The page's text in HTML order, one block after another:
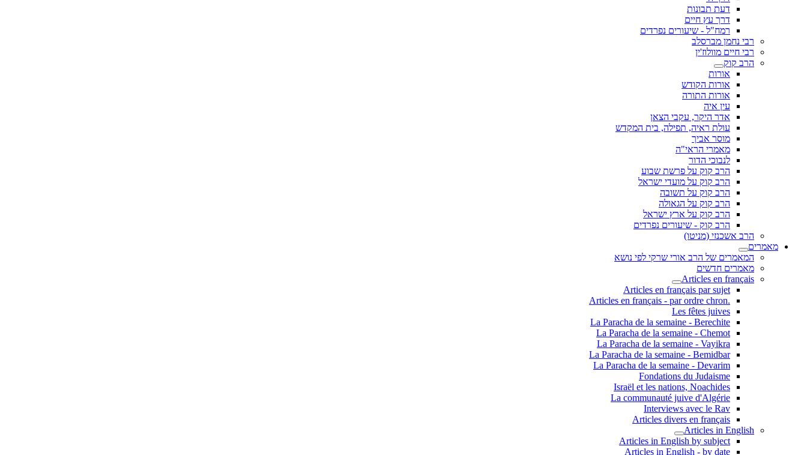
דעת תבונות
דרך עץ חיים
רמח"ל - שיעורים נפרדים
רבי נחמן מברסלב
רבי חיים מוולוז'ין
הרב קוק
אורות
אורות הקודש
אורות התורה
עין איה
אדר היקר, עקבי הצאן
עולת ראיה, תפילה, בית המקדש
מוסר אביך
מאמרי הראי"ה
לנבוכי הדור
הרב קוק על פרשת שבוע
הרב קוק על מועדי ישראל
הרב קוק על תשובה
הרב קוק על הגאולה
הרב קוק על ארץ ישראל
הרב קוק - שיעורים נפרדים
הרב אשכנזי (מניטו)
מאמרים
המאמרים של הרב אורי שרקי לפי נושא
מאמרים חדשים
Articles en français
Articles en français par sujet
.Articles en français - par ordre chron
Les fêtes juives
La Paracha de la semaine - Berechite
La Paracha de la semaine - Chemot
La Paracha de la semaine - Vayikra
La Paracha de la semaine - Bemidbar
La Paracha de la semaine - Devarim
Fondations du Judaisme
Israël et les nations, Noachides
La communauté juive d'Algérie
Interviews avec le Rav
Articles divers en français
Articles in English
Articles in English by subject
Articles in English - by date